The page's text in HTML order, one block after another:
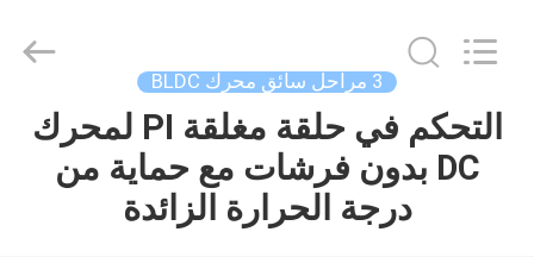
منزل
المنتجات
Technology
3 مراحل سائق محرك BLDC
التحكم في حلقة مغلقة PI لمحرك
DC بدون فرشات مع حماية من
درجة الحرارة الزائدة